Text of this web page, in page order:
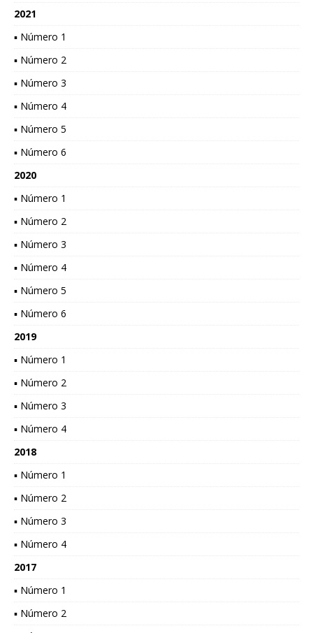
2021
▪ Número 1
▪ Número 2
▪ Número 3
▪ Número 4
▪ Número 5
▪ Número 6
2020
▪ Número 1
▪ Número 2
▪ Número 3
▪ Número 4
▪ Número 5
▪ Número 6
2019
▪ Número 1
▪ Número 2
▪ Número 3
▪ Número 4
2018
▪ Número 1
▪ Número 2
▪ Número 3
▪ Número 4
2017
▪ Número 1
▪ Número 2